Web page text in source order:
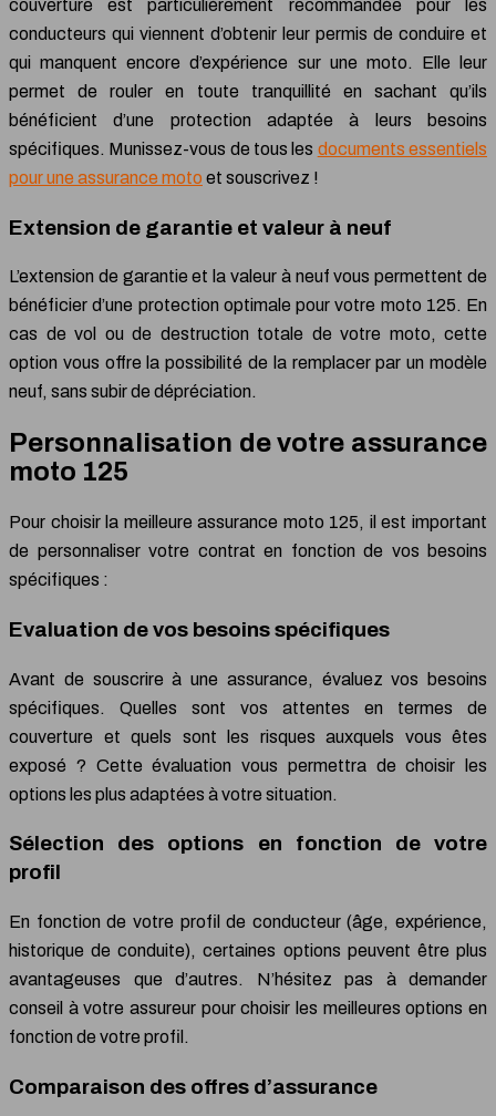
couverture est particulièrement recommandée pour les
conducteurs qui viennent d’obtenir leur permis de conduire et
qui manquent encore d’expérience sur une moto. Elle leur
permet de rouler en toute tranquillité en sachant qu’ils
bénéficient d’une protection adaptée à leurs besoins
spécifiques. Munissez-vous de tous les documents essentiels
pour une assurance moto et souscrivez !
Extension de garantie et valeur à neuf
L’extension de garantie et la valeur à neuf vous permettent de
bénéficier d’une protection optimale pour votre moto 125. En
cas de vol ou de destruction totale de votre moto, cette
option vous offre la possibilité de la remplacer par un modèle
neuf, sans subir de dépréciation.
Personnalisation de votre assurance
moto 125
Pour choisir la meilleure assurance moto 125, il est important
de personnaliser votre contrat en fonction de vos besoins
spécifiques :
Evaluation de vos besoins spécifiques
Avant de souscrire à une assurance, évaluez vos besoins
spécifiques. Quelles sont vos attentes en termes de
couverture et quels sont les risques auxquels vous êtes
exposé ? Cette évaluation vous permettra de choisir les
options les plus adaptées à votre situation.
Sélection des options en fonction de votre
profil
En fonction de votre profil de conducteur (âge, expérience,
historique de conduite), certaines options peuvent être plus
avantageuses que d’autres. N’hésitez pas à demander
conseil à votre assureur pour choisir les meilleures options en
fonction de votre profil.
Comparaison des offres d’assurance